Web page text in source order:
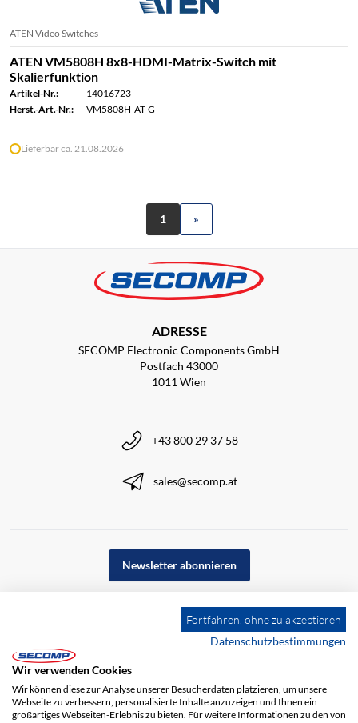
ATEN Video Switches
ATEN VM5808H 8x8-HDMI-Matrix-Switch mit
Skalierfunktion
Artikel-Nr.:
14016723
Herst.-Art.-Nr.:
VM5808H-AT-G
Lieferbar ca. 21.08.2026
1 »
ADRESSE
SECOMP Electronic Components GmbH
Postfach 43000
1011 Wien
+43 800 29 37 58
sales@secomp.at
Newsletter abonnieren
Fortfahren, ohne zu akzeptieren
Datenschutzbestimmungen
Wir verwenden Cookies
Wir können diese zur Analyse unserer Besucherdaten platzieren, um unsere
Webseite zu verbessern, personalisierte Inhalte anzuzeigen und Ihnen ein
großartiges Webseiten-Erlebnis zu bieten. Für weitere Informationen zu den von